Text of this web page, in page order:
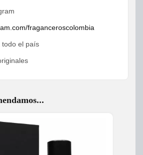
fraganceroscolombia
todo el país